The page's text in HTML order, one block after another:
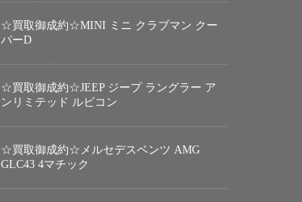
☆買取御成約☆MINI ミニ クラブマン クー
パーD
☆買取御成約☆JEEP ジープ ラングラー ア
ンリミテッド ルビコン
☆買取御成約☆メルセデスベンツ AMG
GLC43 4マチック